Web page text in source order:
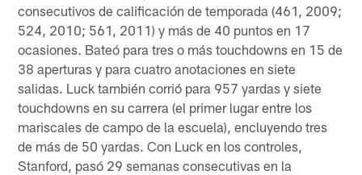
consecutivos de calificación de temporada (461, 2009;
524, 2010; 561, 2011) y más de 40 puntos en 17
ocasiones. Bateó para tres o más touchdowns en 15 de
38 aperturas y para cuatro anotaciones en siete
salidas. Luck también corrió para 957 yardas y siete
touchdowns en su carrera (el primer lugar entre los
mariscales de campo de la escuela), encluyendo tres
de más de 50 yardas. Con Luck en los controles,
Stanford, pasó 29 semanas consecutivas en la